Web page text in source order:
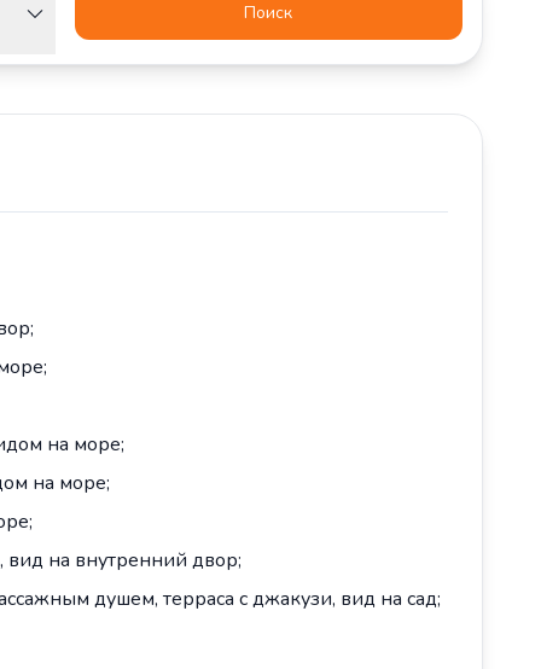
Поиск
на море;
на море;
вид на внутренний двор;
душем, терраса с джакузи, вид на сад;